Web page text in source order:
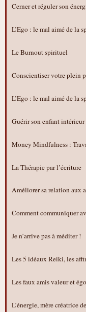
Cerner et réguler son
L’Ego : le mal aimé de la
Le Burnout spirituel
Conscientiser votre plein
L’Ego : le mal aimé de la
Guérir son enfant intérieur
Money Mindfulness :
La Thérapie par l’écriture
Améliorer sa relation aux
Comment communiquer
Je n’arrive pas à méditer !
Les 5 idéaux Reiki, les
Les faux amis valeur et égo
L’énergie, mère créatrice